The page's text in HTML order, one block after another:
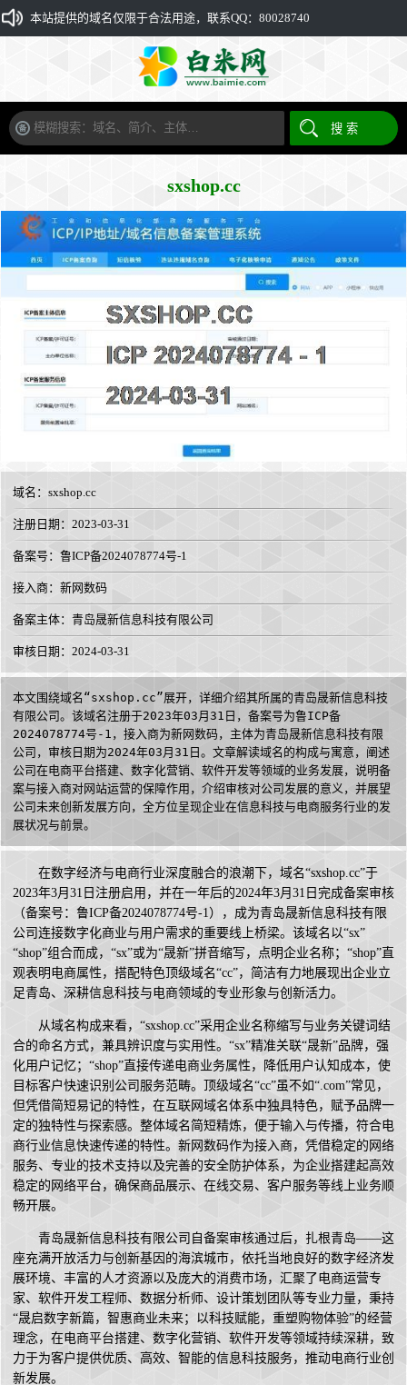
本站提供的域名仅限于合法用途，联系QQ：80028740
sxshop.cc
域名： sxshop.cc
注册日期：2023-03-31
备案号：鲁ICP备2024078774号-1
接入商： 新网数码
备案主体：青岛晟新信息科技有限公司
审核日期：2024-03-31
本文围绕域名“sxshop.cc”展开，详细介绍其所属的青岛晟新信息科技
有限公司。该域名注册于2023年03月31日，备案号为鲁ICP备
2024078774号-1，接入商为新网数码，主体为青岛晟新信息科技有限
公司，审核日期为2024年03月31日。文章解读域名的构成与寓意，阐述
公司在电商平台搭建、数字化营销、软件开发等领域的业务发展，说明备
案与接入商对网站运营的保障作用，介绍审核对公司发展的意义，并展望
公司未来创新发展方向，全方位呈现企业在信息科技与电商服务行业的发
展状况与前景。
在数字经济与电商行业深度融合的浪潮下，域名“sxshop.cc”于
2023年3月31日注册启用，并在一年后的2024年3月31日完成备案审核
（备案号：鲁ICP备2024078774号-1），成为青岛晟新信息科技有限
公司连接数字化商业与用户需求的重要线上桥梁。该域名以“sx”
“shop”组合而成，“sx”或为“晟新”拼音缩写，点明企业名称；“shop”直
观表明电商属性，搭配特色顶级域名“cc”，简洁有力地展现出企业立
足青岛、深耕信息科技与电商领域的专业形象与创新活力。
从域名构成来看，“sxshop.cc”采用企业名称缩写与业务关键词结
合的命名方式，兼具辨识度与实用性。“sx”精准关联“晟新”品牌，强
化用户记忆；“shop”直接传递电商业务属性，降低用户认知成本，使
目标客户快速识别公司服务范畴。顶级域名“cc”虽不如“.com”常见，
但凭借简短易记的特性，在互联网域名体系中独具特色，赋予品牌一
定的独特性与探索感。整体域名简短精炼，便于输入与传播，符合电
商行业信息快速传递的特性。新网数码作为接入商，凭借稳定的网络
服务、专业的技术支持以及完善的安全防护体系，为企业搭建起高效
稳定的网络平台，确保商品展示、在线交易、客户服务等线上业务顺
畅开展。
青岛晟新信息科技有限公司自备案审核通过后，扎根青岛——这
座充满开放活力与创新基因的海滨城市，依托当地良好的数字经济发
展环境、丰富的人才资源以及庞大的消费市场，汇聚了电商运营专
家、软件开发工程师、数据分析师、设计策划团队等专业力量，秉持
“晟启数字新篇，智惠商业未来；以科技赋能，重塑购物体验”的经营
理念，在电商平台搭建、数字化营销、软件开发等领域持续深耕，致
力于为客户提供优质、高效、智能的信息科技服务，推动电商行业创
新发展。